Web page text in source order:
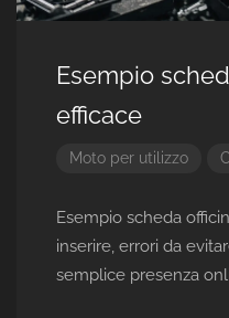
Esempio
efficace
Moto per utilizzo
Esempio scheda
inserire, errori da
semplice presenza